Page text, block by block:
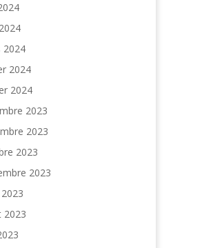
2024
2024
2024
2023
2023
2023
2023
2023